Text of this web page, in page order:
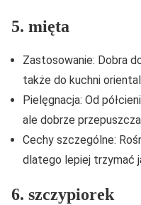
5. mięta
Zastosowanie: Dobra
także do kuchni
Pielęgnacja: Od
ale dobrze
Cechy szczególne:
dlatego lepiej trzymać
6. szczypiorek